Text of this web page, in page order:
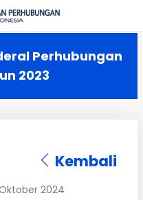
Perhubungan
2023
Kembali
2024